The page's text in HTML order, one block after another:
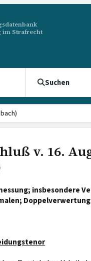
im Strafrecht
Suchen
v. 16.
insbesondere